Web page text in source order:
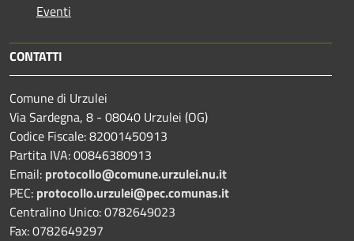
Eventi
CONTATTI
Comune di Urzulei
Via Sardegna, 8 - 08040 Urzulei (OG)
Codice Fiscale: 82001450913
Partita IVA: 00846380913
Email: protocollo@comune.urzulei.nu.it
PEC: protocollo.urzulei@pec.comunas.it
Centralino Unico: 0782649023
Fax: 0782649297